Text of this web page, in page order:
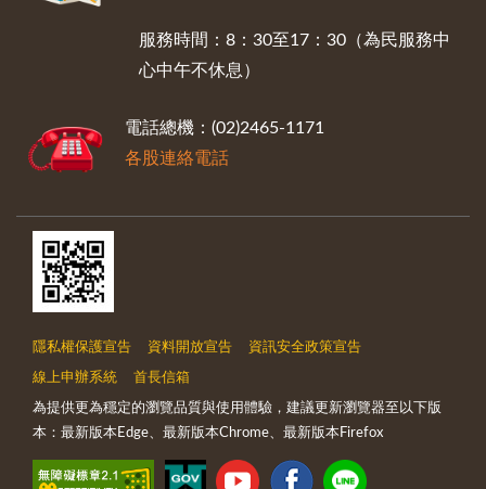
服務時間：8：30至17：30（為民服務中
心中午不休息）
電話總機：(02)2465-1171
各股連絡電話
隱私權保護宣告 資料開放宣告 資訊安全政策宣告
線上申辦系統 首長信箱
為提供更為穩定的瀏覽品質與使用體驗，建議更新瀏覽器至以下版
本：最新版本Edge、最新版本Chrome、最新版本Firefox